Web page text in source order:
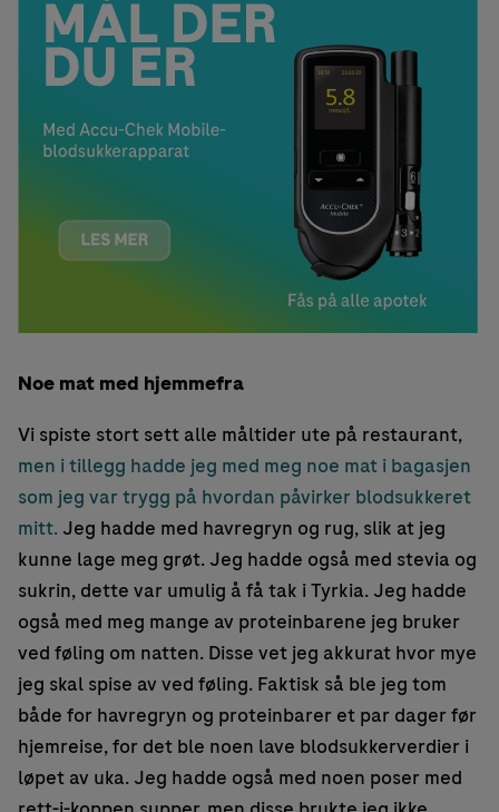
Noe mat med hjemmefra
Vi spiste stort sett alle måltider ute på restaurant,
men i tillegg hadde jeg med meg noe mat i bagasjen
som jeg var trygg på hvordan påvirker blodsukkeret
mitt. Jeg hadde med havregryn og rug, slik at jeg
kunne lage meg grøt. Jeg hadde også med stevia og
sukrin, dette var umulig å få tak i Tyrkia. Jeg hadde
også med meg mange av proteinbarene jeg bruker
ved føling om natten. Disse vet jeg akkurat hvor mye
jeg skal spise av ved føling. Faktisk så ble jeg tom
både for havregryn og proteinbarer et par dager før
hjemreise, for det ble noen lave blodsukkerverdier i
løpet av uka. Jeg hadde også med noen poser med